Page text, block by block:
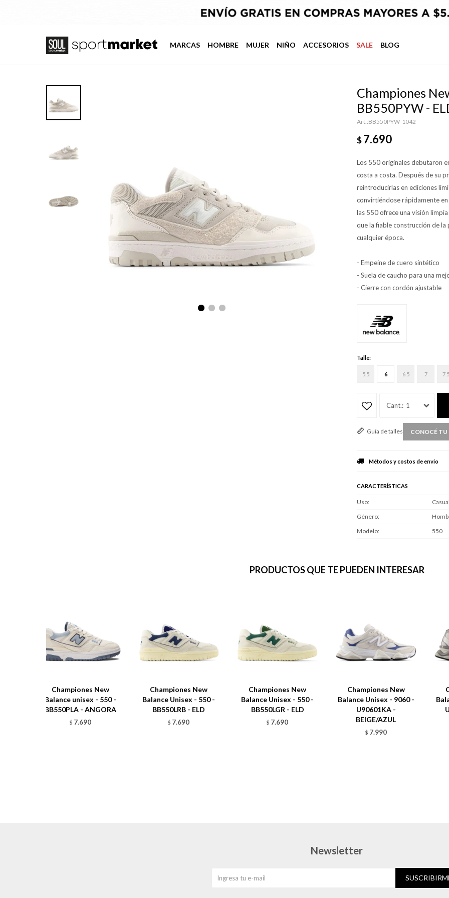
MARCAS HOMBRE MUJER NIÑO ACCESORIOS SALE BLOG
Championes
BB550PYW -
BB550PYW-1042
$7.690
Los 550 originales debutaron
costa a costa. Después de su
reintroducirlas en ediciones
convirtiéndose rápidamente
las 550 ofrece una visión
que la fiable construcción de
cualquier época.
- Empeine de cuero sintético
- Suela de caucho para una
- Cierre con cordón ajustable
Talle:
5.5 6 6.5 7 7.5
1
Guía de talles CONOCÉ TU
Métodos y costos de envío
CARACTERÍSTICAS
Uso
Género
Modelo
550
PRODUCTOS QUE TE PUEDEN INTERESAR
Championes New
Balance unisex - 550 -
BB550PLA - ANGORA
$ 7.690
Championes New
Balance Unisex - 550 -
BB550LRB - ELD
$ 7.690
Championes New
Balance Unisex - 550 -
BB550LGR - ELD
$ 7.690
Championes New
Balance Unisex - 9060 -
U90601KA -
BEIGE/AZUL
$ 7.990
Newsletter